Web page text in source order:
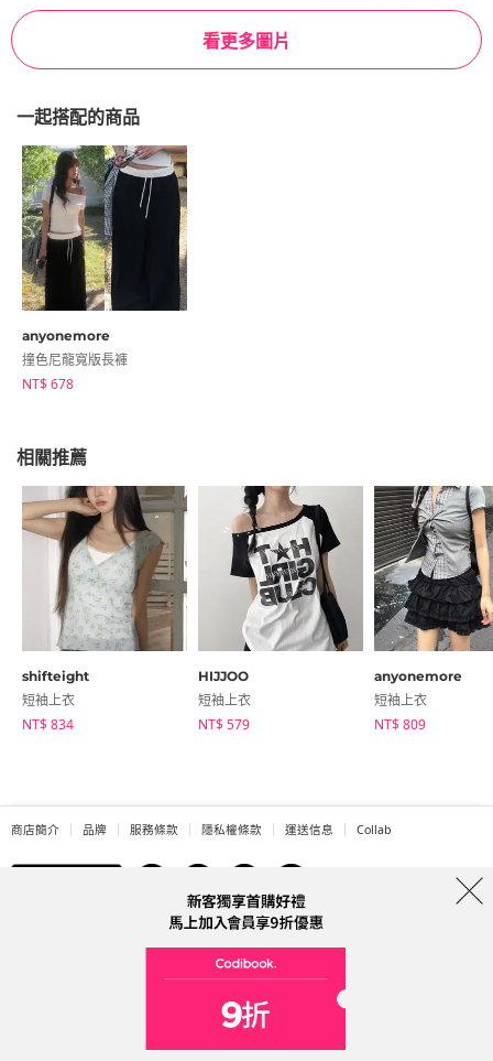
看更多圖片
一起搭配的商品
anyonemore
撞色尼龍寬版長褲
NT$ 678
相關推薦
shifteight
短袖上衣
NT$ 834
HIJJOO
短袖上衣
NT$ 579
anyonemore
短袖上衣
NT$ 809
商店簡介 品牌 服務條款 隱私權條款 運送信息 Collab
Address: A-301, 114, Gasan digital 2-ro, Geumcheon-gu, Seoul